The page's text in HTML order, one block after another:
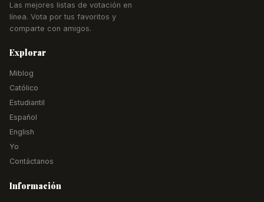
Las mejores listas de votación en
línea. Vota por tus favoritos y
comparte con amigos.
Explorar
Miblog
Católico
Estudiantil
Español
English
Yo
Contáctanos
Información